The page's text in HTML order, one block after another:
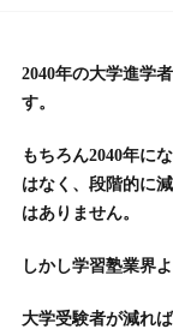
2040年の大学進学
す。
もちろん2040年に
はなく、段階的に
はありません。
しかし学習塾業界
大学受験者が減れ